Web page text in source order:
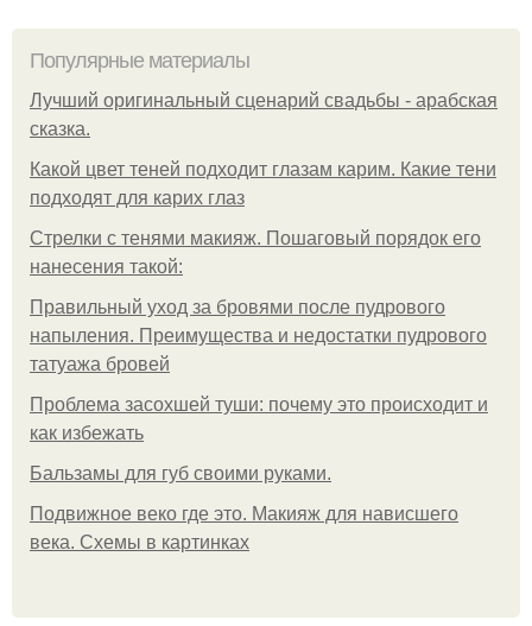
Популярные материалы
Лучший оригинальный сценарий свадьбы - арабская
сказка.
Какой цвет теней подходит глазам карим. Какие тени
подходят для карих глаз
Стрелки с тенями макияж. Пошаговый порядок его
нанесения такой:
Правильный уход за бровями после пудрового
напыления. Преимущества и недостатки пудрового
татуажа бровей
Проблема засохшей туши: почему это происходит и
как избежать
Бальзамы для губ своими руками.
Подвижное веко где это. Макияж для нависшего
века. Схемы в картинках